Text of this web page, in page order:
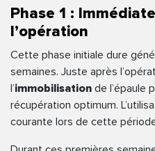
Phase 1 :
l’opération
Cette phase initiale dure
semaines. Juste après
l’immobilisation de l’épaule
récupération optimum.
courante lors de cette